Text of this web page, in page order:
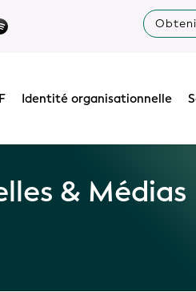
Identité organisationnelle
& Médias